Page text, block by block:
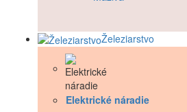
Železiarstvo
Elektrické náradie